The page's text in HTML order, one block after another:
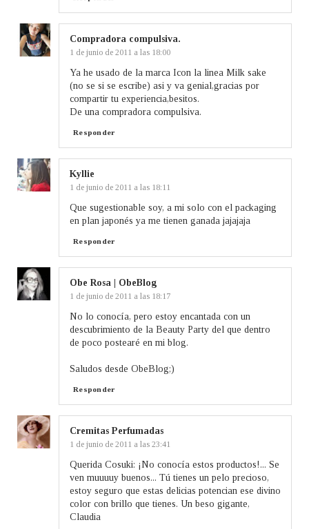
Compradora compulsiva.
1 de junio de 2011 a las 18:00
Ya he usado de la marca Icon la linea Milk sake
(no se si se escribe) asi y va genial,gracias por
compartir tu experiencia,besitos.
De una compradora compulsiva.
Responder
Kyllie
1 de junio de 2011 a las 18:11
Que sugestionable soy, a mi solo con el packaging
en plan japonés ya me tienen ganada jajajaja
Responder
Obe Rosa | ObeBlog
1 de junio de 2011 a las 18:17
No lo conocía, pero estoy encantada con un
descubrimiento de la Beauty Party del que dentro
de poco postearé en mi blog.
Saludos desde ObeBlog;)
Responder
Cremitas Perfumadas
1 de junio de 2011 a las 23:41
Querida Cosuki: ¡No conocía estos productos!... Se
ven muuuuy buenos... Tú tienes un pelo precioso,
estoy seguro que estas delicias potencian ese divino
color con brillo que tienes. Un beso gigante,
Claudia